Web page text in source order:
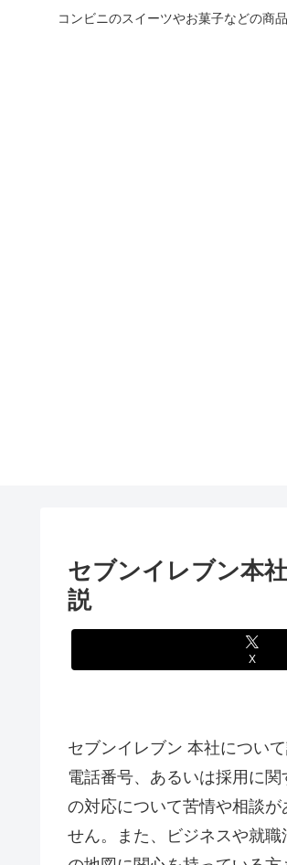
コンビニのスイーツやお菓子などの商
セブンイレブン本
説
X
セブンイレブン 本社につい
電話番号、あるいは採用に
の対応について苦情や相談
せん。また、ビジネスや就